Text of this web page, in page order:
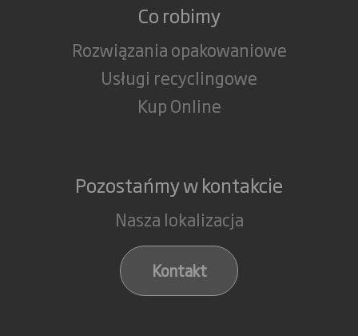
Co robimy
Rozwiązania opakowaniowe
Usługi recyclingowe
Kup Online
Pozostańmy w kontakcie
Nasza lokalizacja
Kontakt